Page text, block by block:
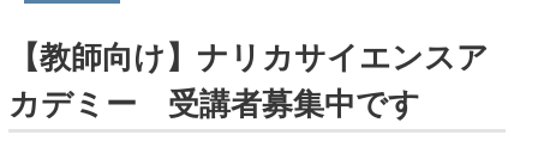
【教師向け】ナリカサイエンスア
カデミー 受講者募集中です